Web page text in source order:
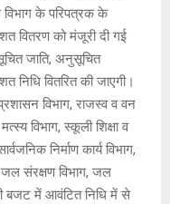
विभाग के परिपत्रक के
वितरण को मंजूरी दी गई
जाति, अनुसूचित
वितरित की जाएगी।
विभाग, राजस्व व वन
विभाग, स्कूली शिक्षा व
निर्माण कार्य विभाग,
व जल संरक्षण विभाग, जल
बजट में आवंटित निधि में से